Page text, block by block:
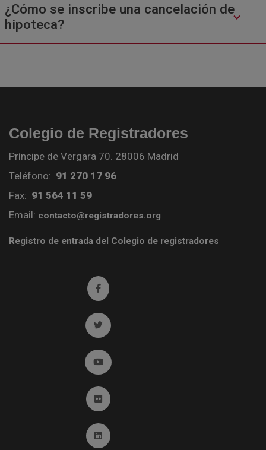
¿Cómo se inscribe una cancelación de
hipoteca?
Colegio de Registradores
Príncipe de Vergara 70. 28006 Madrid
Teléfono: 91 270 17 96
Fax: 91 564 11 59
Email: contacto@registradores.org
Registro de entrada del Colegio de registradores
Ir a facebook (abre en ventana nueva)
Ir a twitter (abre en ventana nueva)
Ir a YouTube (abre en ventana nueva)
Ir a Flickr (abre en ventana nueva)
Ir a Linkedin (abre en ventana nueva)